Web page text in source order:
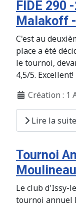
FIDE 290
Malakoff
C'est au
place a été
le tournoi,
4,5/5. Excellent!
Création : 1
Lire la
Tournoi
Le club d'Issy-
tournoi annuel